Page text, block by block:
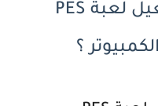
ما هي متطلبات تشغيل لعبة PES